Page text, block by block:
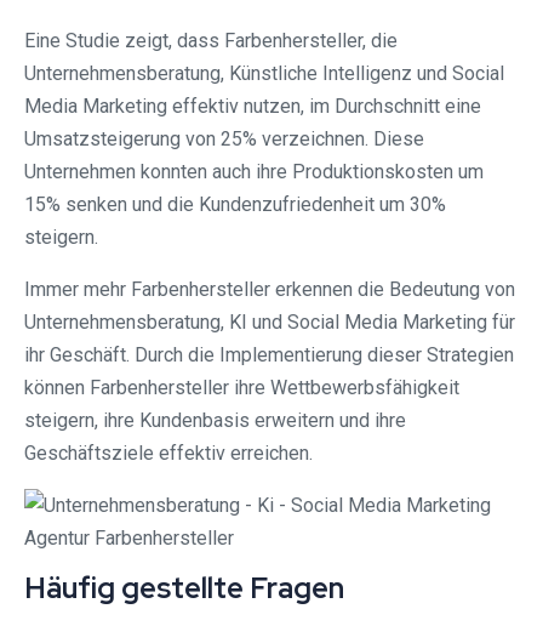
Eine Studie zeigt, dass Farbenhersteller, die
Unternehmensberatung, Künstliche Intelligenz und Social
Media Marketing effektiv nutzen, im Durchschnitt eine
Umsatzsteigerung von 25% verzeichnen. Diese
Unternehmen konnten auch ihre Produktionskosten um
15% senken und die Kundenzufriedenheit um 30%
steigern.
Immer mehr Farbenhersteller erkennen die Bedeutung von
Unternehmensberatung, KI und Social Media Marketing für
ihr Geschäft. Durch die Implementierung dieser Strategien
können Farbenhersteller ihre Wettbewerbsfähigkeit
steigern, ihre Kundenbasis erweitern und ihre
Geschäftsziele effektiv erreichen.
Häufig gestellte Fragen